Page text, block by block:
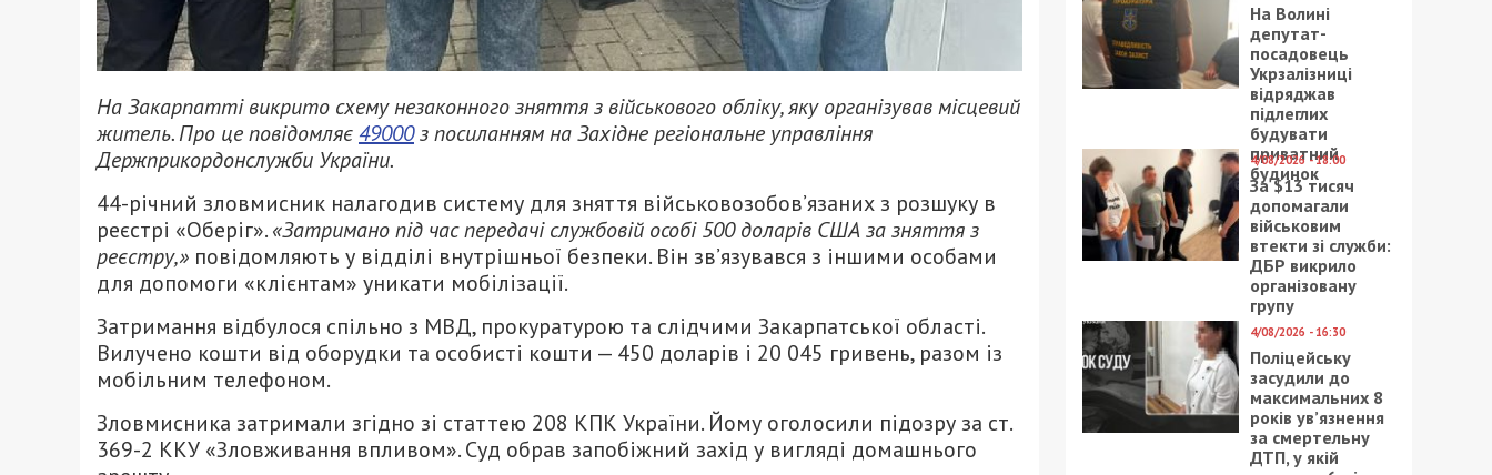
На Закарпатті викрито схему незаконного зняття з військового обліку, яку організував місцевий
житель. Про це повідомляє49000з посиланням на Західне регіональне управління
Держприкордонслужби України.
44-річний зловмисник налагодив систему для зняття військовозобов’язаних з розшуку в
реєстрі «Оберіг».«Затримано під час передачі службовій особі 500 доларів США за зняття з
реєстру,» повідомляють у відділі внутрішньої безпеки. Він зв’язувався з іншими особами
для допомоги «клієнтам» уникати мобілізації.
Затримання відбулося спільно з МВД, прокуратурою та слідчими Закарпатської області.
Вилучено кошти від оборудки та особисті кошти — 450 доларів і 20 045 гривень, разом із
мобільним телефоном.
Зловмисника затримали згідно зі статтею 208 КПК України. Йому оголосили підозру за ст.
369-2 ККУ «Зловживання впливом». Суд обрав запобіжний захід у вигляді домашнього
На Волині
депутат-
посадовець
Укрзалізниці
відряджав
підлеглих
будувати
приватний
будинок
4/08/2026 - 18:00
За $13 тисяч
допомагали
військовим
втекти зі служби:
ДБР викрило
організовану
групу
4/08/2026 - 16:30
Поліцейську
засудили до
максимальних 8
років ув’язнення
за смертельну
ДТП, у якій